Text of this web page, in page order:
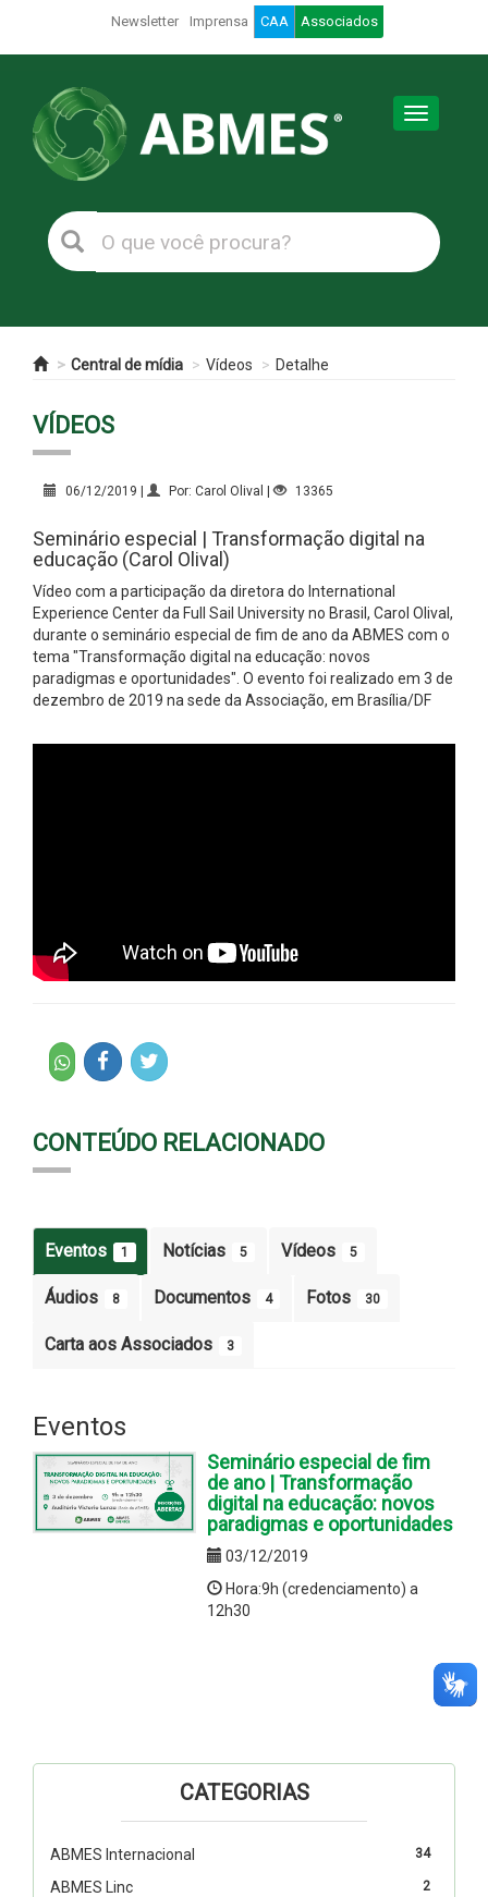
Newsletter Imprensa CAA Associados
Toggle
Central de mídia Vídeos Detalhe
VÍDEOS
06/12/2019 | Por: Carol Olival | 13365
Seminário especial | Transformação digital na
educação (Carol Olival)
Vídeo com a participação da diretora do International
Experience Center da Full Sail University no Brasil, Carol Olival,
durante o seminário especial de fim de ano da ABMES com o
tema "Transformação digital na educação: novos
paradigmas e oportunidades". O evento foi realizado em 3 de
dezembro de 2019 na sede da Associação, em Brasília/DF
CONTEÚDO RELACIONADO
Eventos 1 Notícias 5 Vídeos 5
Áudios 8 Documentos 4 Fotos 30
Carta aos Associados 3
Eventos
Seminário especial de fim
de ano | Transformação
digital na educação: novos
paradigmas e oportunidades
03/12/2019
Hora:9h (credenciamento) a
12h30
CATEGORIAS
34
ABMES Internacional
2
ABMES Linc